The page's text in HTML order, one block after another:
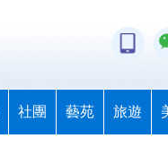
社團 藝苑 旅遊